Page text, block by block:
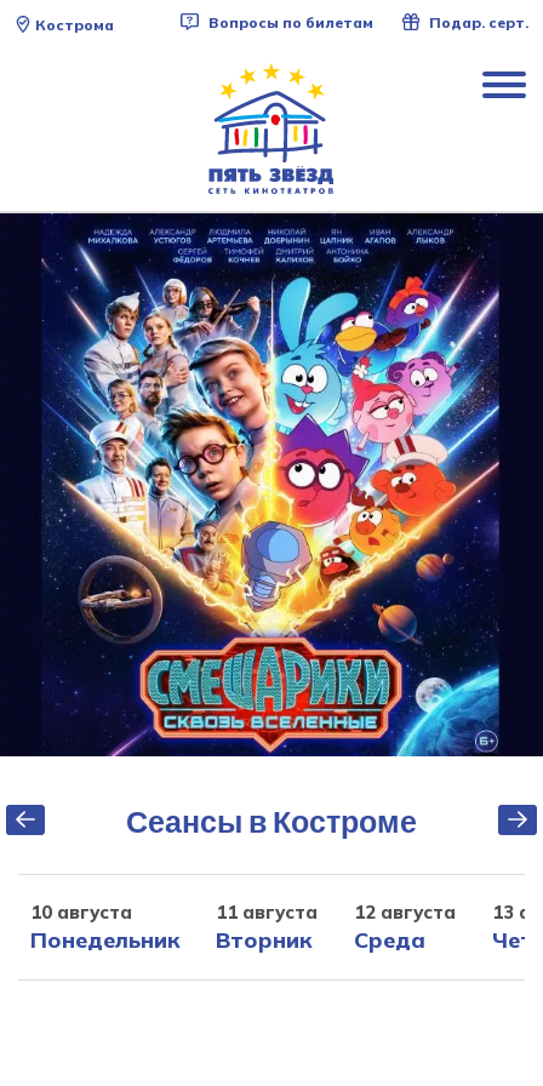
Кострома Вопросы по билетам Подар. серт.
Сеансы в Костроме
10 августа
Понедельник
11 августа
Вторник
12 августа
Среда
13